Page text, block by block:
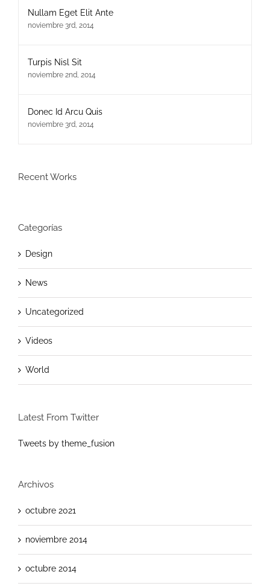
Nullam Eget Elit Ante
noviembre 3rd, 2014
Turpis Nisl Sit
noviembre 2nd, 2014
Donec Id Arcu Quis
noviembre 3rd, 2014
Recent Works
Categorías
Design
News
Uncategorized
Videos
World
Latest From Twitter
Tweets by theme_fusion
Archivos
octubre 2021
noviembre 2014
octubre 2014